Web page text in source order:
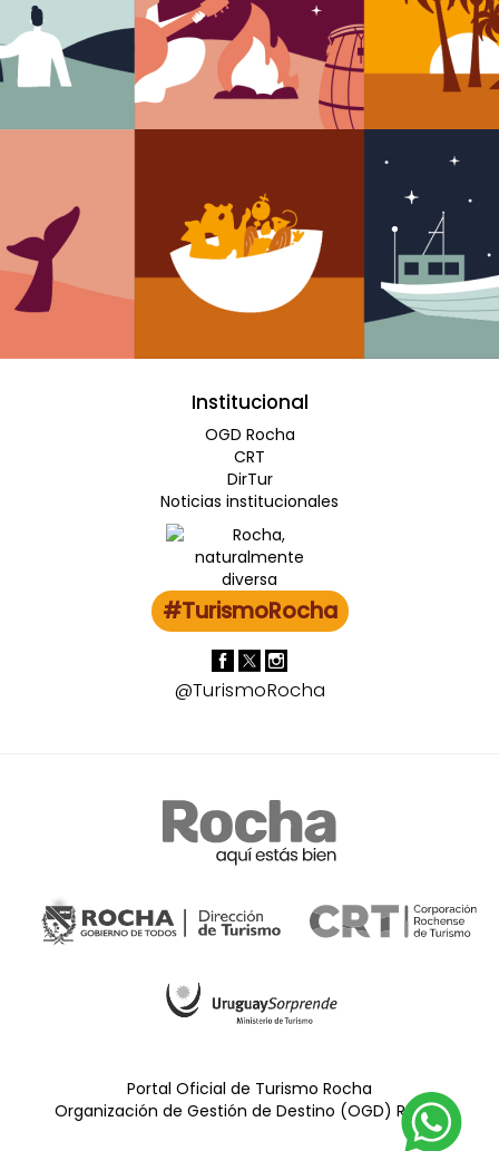
Institucional
OGD Rocha
CRT
DirTur
Noticias institucionales
#TurismoRocha
@TurismoRocha
Portal Oficial de Turismo Rocha
Organización de Gestión de Destino (OGD) Rocha